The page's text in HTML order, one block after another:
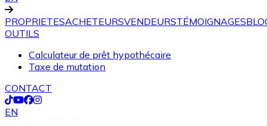
PROPRIETESACHETEURSVENDEURSTÉMOIGNAGES
OUTILS
Calculateur de prêt hypothécaire
Taxe de mutation
CONTACT
EN